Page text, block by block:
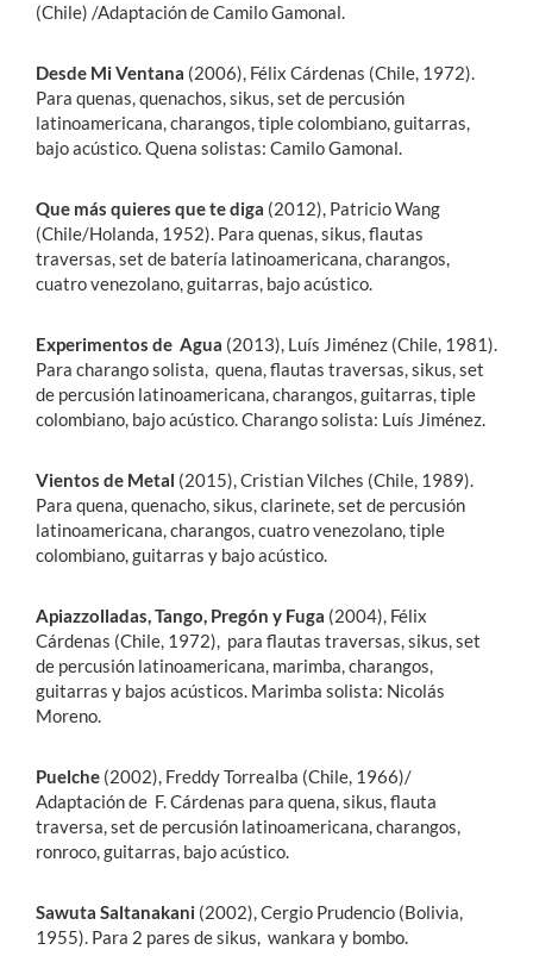
(Chile) /Adaptación de Camilo Gamonal.
Desde Mi Ventana (2006), Félix Cárdenas (Chile, 1972).
Para quenas, quenachos, sikus, set de percusión
latinoamericana, charangos, tiple colombiano, guitarras,
bajo acústico. Quena solistas: Camilo Gamonal.
Que más quieres que te diga (2012), Patricio Wang
(Chile/Holanda, 1952). Para quenas, sikus, flautas
traversas, set de batería latinoamericana, charangos,
cuatro venezolano, guitarras, bajo acústico.
Experimentos de Agua (2013), Luís Jiménez (Chile, 1981).
Para charango solista, quena, flautas traversas, sikus, set
de percusión latinoamericana, charangos, guitarras, tiple
colombiano, bajo acústico. Charango solista: Luís Jiménez.
Vientos de Metal (2015), Cristian Vilches (Chile, 1989).
Para quena, quenacho, sikus, clarinete, set de percusión
latinoamericana, charangos, cuatro venezolano, tiple
colombiano, guitarras y bajo acústico.
Apiazzolladas, Tango, Pregón y Fuga (2004), Félix
Cárdenas (Chile, 1972), para flautas traversas, sikus, set
de percusión latinoamericana, marimba, charangos,
guitarras y bajos acústicos. Marimba solista: Nicolás
Moreno.
Puelche (2002), Freddy Torrealba (Chile, 1966)/
Adaptación de F. Cárdenas para quena, sikus, flauta
traversa, set de percusión latinoamericana, charangos,
ronroco, guitarras, bajo acústico.
Sawuta Saltanakani (2002), Cergio Prudencio (Bolivia,
1955). Para 2 pares de sikus, wankara y bombo.